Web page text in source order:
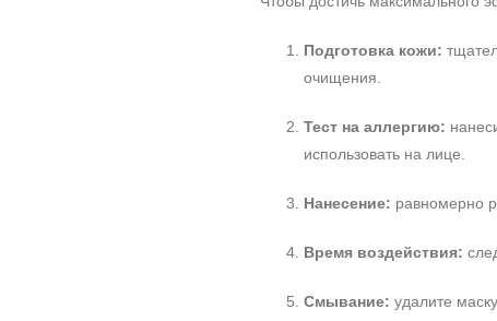
Подготовка кожи:
очищения.
Тест на аллергию:
использовать на лице.
Нанесение: равномерно
Время воздействия:
Смывание: удалите